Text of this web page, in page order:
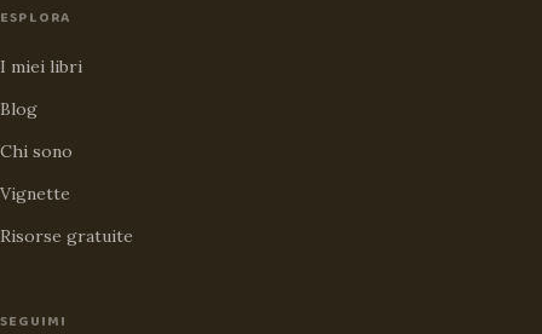
ESPLORA
I miei libri
Blog
Chi sono
Vignette
Risorse gratuite
SEGUIMI